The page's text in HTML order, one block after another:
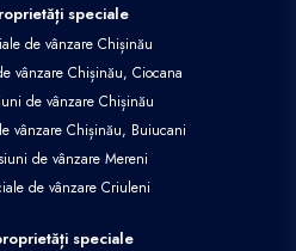
speciale
de vânzare Chișinău
vânzare Chișinău, Ciocana
de vânzare Chișinău
vânzare Chișinău, Buiucani
de vânzare Mereni
de vânzare Criuleni
speciale